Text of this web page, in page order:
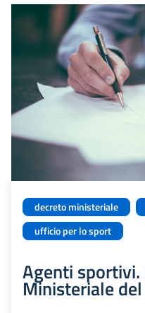
decreto ministeriale
ufficio per lo sport
Agenti sportivi.
Ministeriale